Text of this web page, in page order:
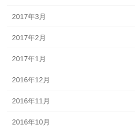
2017年3月
2017年2月
2017年1月
2016年12月
2016年11月
2016年10月